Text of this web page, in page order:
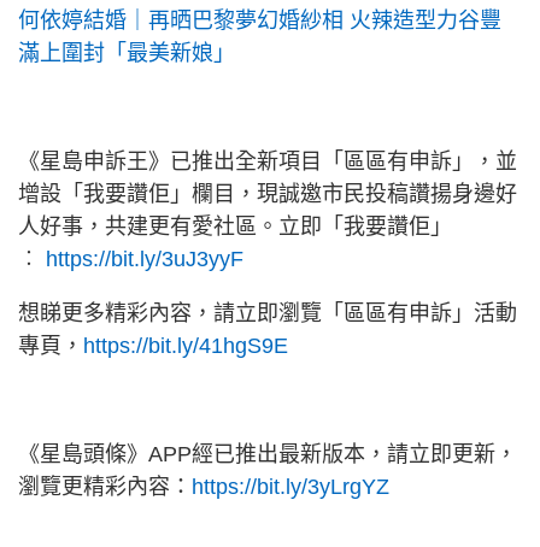
何依婷結婚｜再晒巴黎夢幻婚紗相 火辣造型力谷豐
滿上圍封「最美新娘」
《星島申訴王》已推出全新項目「區區有申訴」，並
增設「我要讚佢」欄目，現誠邀市民投稿讚揚身邊好
人好事，共建更有愛社區。立即「我要讚佢」
︰ https://bit.ly/3uJ3yyF
想睇更多精彩內容，請立即瀏覽「區區有申訴」活動
專頁， https://bit.ly/41hgS9E
《星島頭條》APP經已推出最新版本，請立即更新，
瀏覽更精彩內容： https://bit.ly/3yLrgYZ